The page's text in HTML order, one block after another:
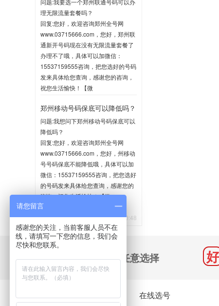
问题:我要选一个郑州联通号码可以办
理无限流量套餐吗？
回复:您好，欢迎咨询郑州全号网
www.03715666.com，您好，郑州联
通新开号码现在没有无限流量套餐了
办理不了哦，具体可以加微信：
15537159555咨询，把您选好的号码
发来具体给您查询，感谢您的咨询，
祝您生活愉快！【微
2020-06-02 10:35
郑州移动号码保底可以降低吗？
问题:我想问下郑州移动号码保底可以
降低吗？
回复:您好，欢迎咨询郑州全号网
www.03715666.com，您好，州移动
号号码保底不能降低哦，具体可以加
微信：15537159555咨询，把您选好
的号码发来具体给您查询，感谢您的
咨询，祝您生活愉快！【微
信:15537159555】
2020-05-21 10:48
千万号码 任意选择
关于我们 在线选号
请您留言
感谢您的关注，当前客服人员不在
线，请填写一下您的信息，我们会
尽快和您联系。